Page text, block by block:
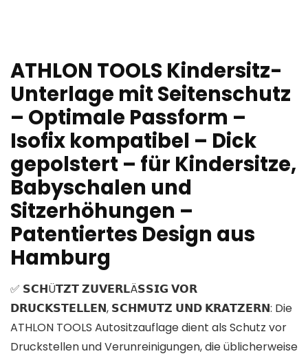
ATHLON TOOLS Kindersitz-
Unterlage mit Seitenschutz
– Optimale Passform –
Isofix kompatibel – Dick
gepolstert – für Kindersitze,
Babyschalen und
Sitzerhöhungen –
Patentiertes Design aus
Hamburg
✅ 𝗦𝗖𝗛Ü𝗧𝗭𝗧 𝗭𝗨𝗩𝗘𝗥𝗟Ä𝗦𝗦𝗜𝗚 𝗩𝗢𝗥
𝗗𝗥𝗨𝗖𝗞𝗦𝗧𝗘𝗟𝗟𝗘𝗡, 𝗦𝗖𝗛𝗠𝗨𝗧𝗭 𝗨𝗡𝗗 𝗞𝗥𝗔𝗧𝗭𝗘𝗥𝗡: Die
ATHLON TOOLS Autositzauflage dient als Schutz vor
Druckstellen und Verunreinigungen, die üblicherweise